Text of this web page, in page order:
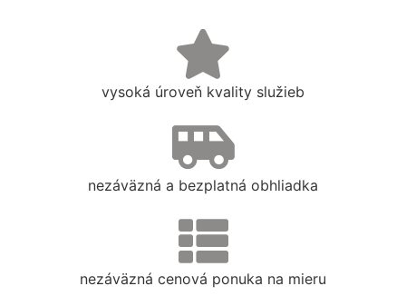
vysoká úroveň kvality služieb
nezáväzná a bezplatná obhliadka
nezáväzná cenová ponuka na mieru